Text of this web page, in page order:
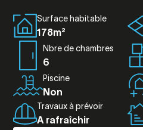
Surface habitable
178m²
Nbre de chambres
6
Piscine
Non
Travaux à prévoir
A rafraîchir